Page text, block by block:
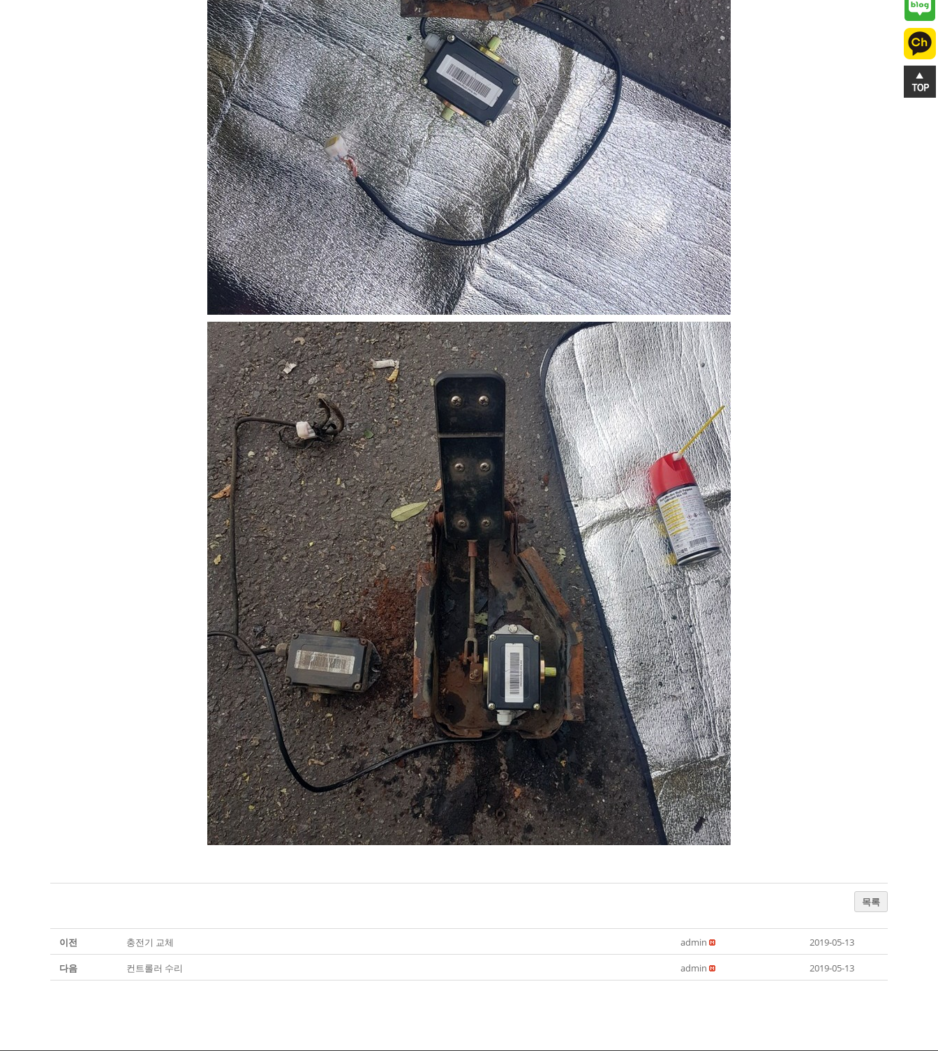
목록
이전 충전기 교체 admin 2019-05-13
다음 컨트롤러 수리 admin 2019-05-13